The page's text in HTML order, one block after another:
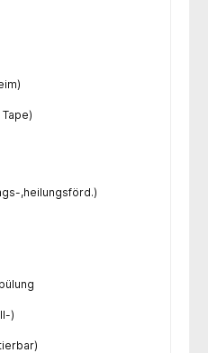
,heilungsförd.)
)